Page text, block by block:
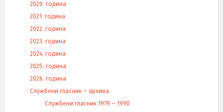
2020. година
2021. година
2022. година
2023. година
2024. година
2025. година
2026. година
Службени гласник – архива
Службени гласник 1979 – 1990